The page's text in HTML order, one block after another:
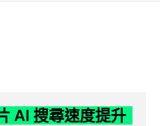
AI 搜尋速度提升